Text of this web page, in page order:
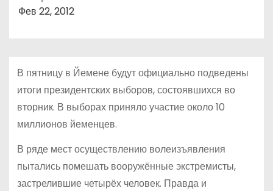
Фев 22, 2012
В пятницу в Йемене будут официально подведены
итоги президентских выборов, состоявшихся во
вторник. В выборах приняло участие около 10
миллионов йеменцев.
В ряде мест осуществлению волеизъявления
пытались помешать вооружённые экстремисты,
застрелившие четырёх человек. Правда и